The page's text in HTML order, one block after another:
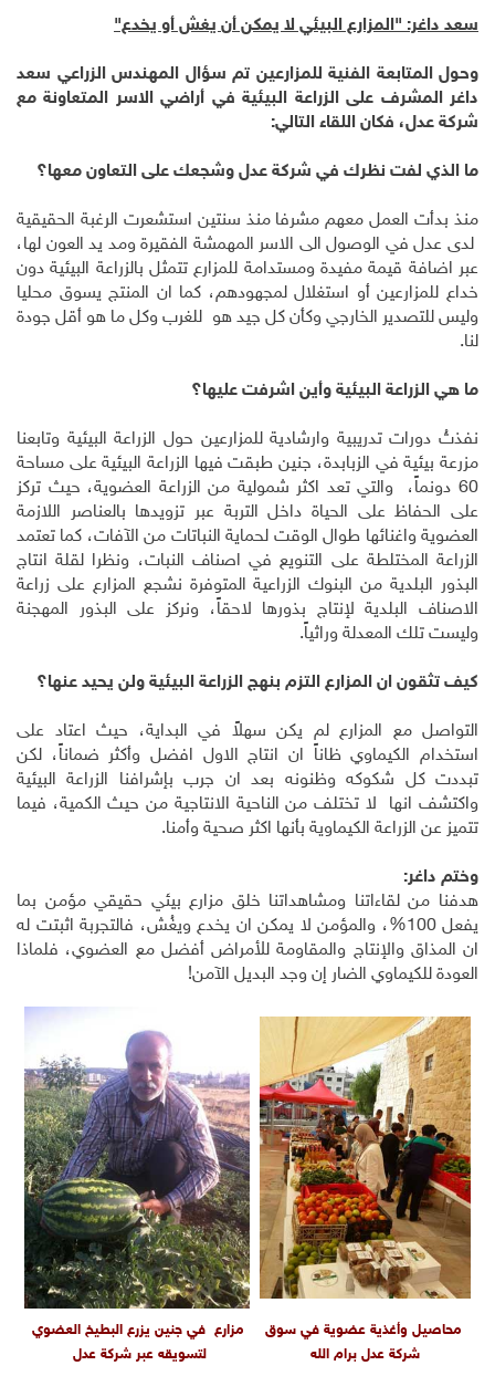
سعد داغر: "المزارع البيئي لا يمكن أن يغش أو يخدع"
وحول المتابعة الفنية للمزارعين تم سؤال المهندس الزراعي سعد
داغر المشرف على الزراعة البيئية في أراضي الاسر المتعاونة مع
شركة عدل، فكان اللقاء التالي:
ما الذي لفت نظرك في شركة عدل وشجعك على التعاون معها؟
منذ بدأت العمل معهم مشرفا منذ سنتين استشعرت الرغبة الحقيقية
لدى عدل في الوصول الى الاسر المهمشة الفقيرة ومد يد العون لها،
عبر اضافة قيمة مفيدة ومستدامة للمزارع تتمثل بالزراعة البيئية دون
خداع للمزارعين أو استغلال لمجهودهم، كما ان المنتج يسوق محليا
وليس للتصدير الخارجي وكأن كل جيد هو للغرب وكل ما هو أقل جودة
لنا.
ما هي الزراعة البيئية وأين اشرفت عليها؟
نفذتُ دورات تدريبية وارشادية للمزارعين حول الزراعة البيئية وتابعنا
مزرعة بيئية في الزبابدة، جنين طبقت فيها الزراعة البيئية على مساحة
60 دونماً، والتي تعد اكثر شمولية من الزراعة العضوية، حيث تركز
على الحفاظ على الحياة داخل التربة عبر تزويدها بالعناصر اللازمة
العضوية واغنائها طوال الوقت لحماية النباتات من الآفات، كما تعتمد
الزراعة المختلطة على التنويع في اصناف النبات، ونظرا لقلة انتاج
البذور البلدية من البنوك الزراعية المتوفرة نشجع المزارع على زراعة
الاصناف البلدية لإنتاج بذورها لاحقاً، ونركز على البذور المهجنة
وليست تلك المعدلة وراثياً.
كيف تثقون ان المزارع التزم بنهج الزراعة البيئية ولن يحيد عنها؟
التواصل مع المزارع لم يكن سهلاً في البداية، حيث اعتاد على
استخدام الكيماوي ظاناً ان انتاج الاول افضل وأكثر ضماناً، لكن
تبددت كل شكوكه وظنونه بعد ان جرب بإشرافنا الزراعة البيئية
واكتشف انها لا تختلف من الناحية الانتاجية من حيث الكمية، فيما
تتميز عن الزراعة الكيماوية بأنها اكثر صحية وأمنا.
وختم داغر:
هدفنا من لقاءاتنا ومشاهداتنا خلق مزارع بيئي حقيقي مؤمن بما
يفعل 100%، والمؤمن لا يمكن ان يخدع ويغُش، فالتجربة اثبتت له
ان المذاق والإنتاج والمقاومة للأمراض أفضل مع العضوي، فلماذا
العودة للكيماوي الضار إن وجد البديل الآمن!
محاصيل وأغذية عضوية في سوق
شركة عدل برام الله
مزارع في جنين يزرع البطيخ العضوي
لتسويقه عبر شركة عدل